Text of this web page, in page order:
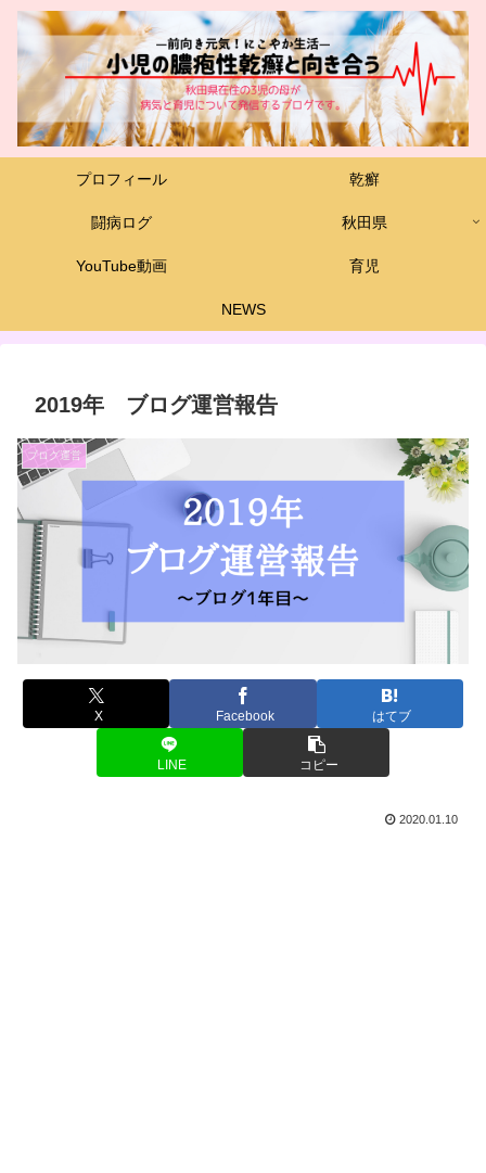
プロフィール 乾癬
闘病ログ 秋田県
YouTube動画 育児
NEWS
2019年 ブログ運営報告
ブログ運営
X Facebook はてブ
LINE コピー
2020.01.10